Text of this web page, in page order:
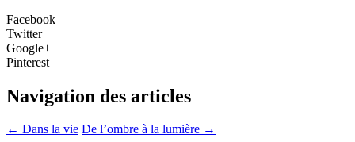
Facebook
Twitter
Google+
Pinterest
Navigation des articles
← Dans la vie De l’ombre à la lumière →